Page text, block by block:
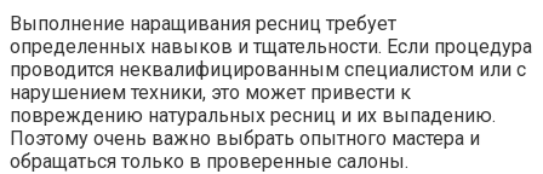
Выполнение наращивания ресниц требует
определенных навыков и тщательности. Если процедура
проводится неквалифицированным специалистом или с
нарушением техники, это может привести к
повреждению натуральных ресниц и их выпадению.
Поэтому очень важно выбрать опытного мастера и
обращаться только в проверенные салоны.